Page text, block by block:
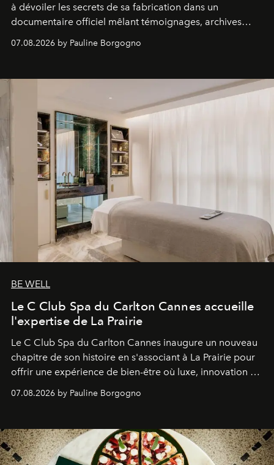
à dévoiler les secrets de sa fabrication dans un
documentaire officiel mêlant témoignages, archives
générationnel.
07.08.2026 by Pauline Borgogno
BE WELL
Le C Club Spa du Carlton Cannes accueille
l'expertise de La Prairie
Le C Club Spa du Carlton Cannes inaugure un nouveau
chapitre de son histoire en s'associant à La Prairie pour
offrir une expérience de bien-être où luxe, innovation et
07.08.2026 by Pauline Borgogno